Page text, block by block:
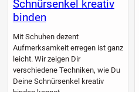
Schnürsenkel kreativ
binden
Mit Schuhen dezent
Aufmerksamkeit erregen ist ganz
leicht. Wir zeigen Dir
verschiedene Techniken, wie Du
Deine Schnürsenkel kreativ